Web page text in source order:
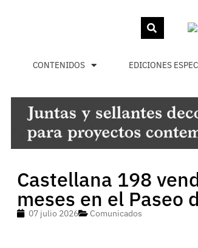
CONTENIDOS EDICIONES
Castellana 198
meses en el Paseo
07 julio 2026 Comunicados